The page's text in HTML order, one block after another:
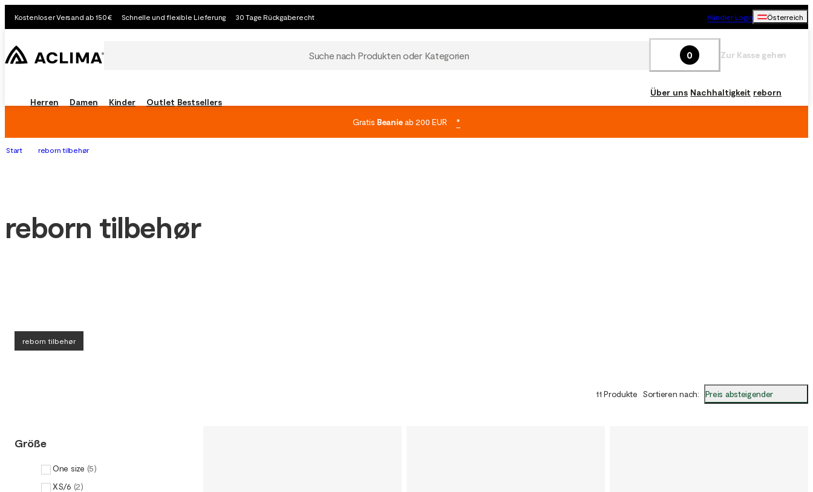
Kostenloser Versand ab 150€ Schnelle und flexible Lieferung 30 Tage Rückgaberecht Händler Login Österreich
Suche nach Produkten oder Kategorien 0 Zur Kasse gehen
Herren Damen Kinder Outlet Bestsellers
Über uns Nachhaltigkeit reborn
Gratis Beanieab 200 EUR *
Start reborn tilbehør
reborn tilbehør
reborn tilbehør
11 Produkte Sortieren nach: Preis absteigender
Größe
One size (5)
XS/6 (2)